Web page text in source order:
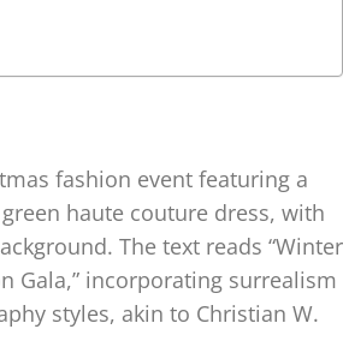
fashion event featuring a
haute couture dress, with
The text reads “Winter
Gala,” incorporating surrealism
styles, akin to Christian W.